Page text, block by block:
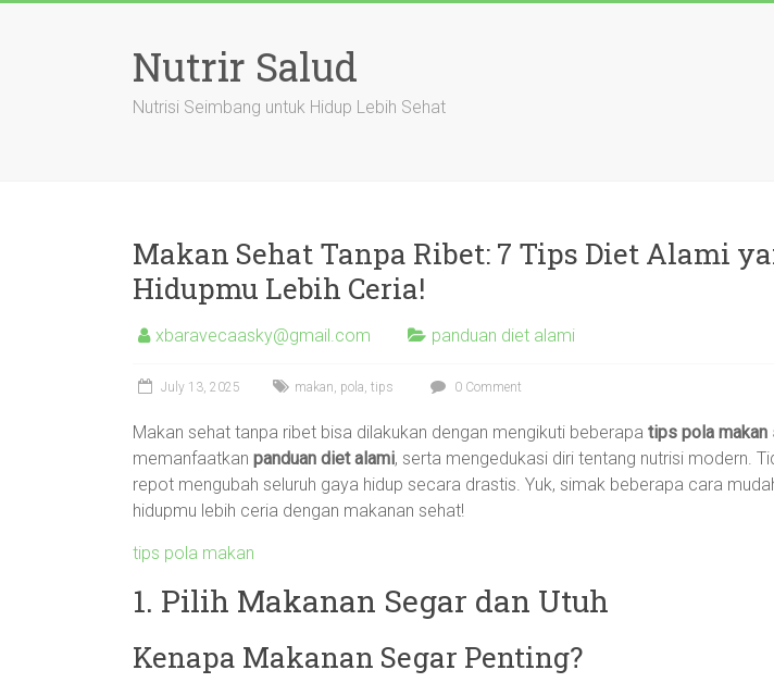
Nutrir Salud
Nutrisi Seimbang untuk Hidup Lebih Sehat
Makan Sehat Tanpa Ribet: 7 Tips Diet Alami
Hidupmu Lebih Ceria!
xbaravecaasky@gmail.com panduan diet alami
July 13, 2025 makan, pola, tips 0 Comment
Makan sehat tanpa ribet bisa dilakukan dengan mengikuti beberapa tips pola makan
memanfaatkan panduan diet alami, serta mengedukasi diri tentang nutrisi modern.
repot mengubah seluruh gaya hidup secara drastis. Yuk, simak beberapa cara
hidupmu lebih ceria dengan makanan sehat!
tips pola makan
1. Pilih Makanan Segar dan Utuh
Kenapa Makanan Segar Penting?